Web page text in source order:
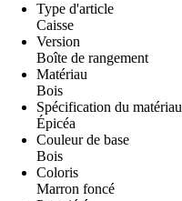
Type d'article
Caisse
Version
Boîte de rangement
Matériau
Bois
Spécification du matériau
Épicéa
Couleur de base
Bois
Coloris
Marron foncé